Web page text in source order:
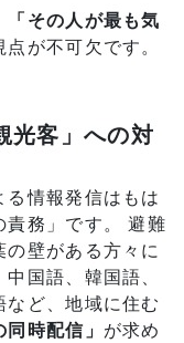
「その人が最も気
が不可欠です。
光客」への対
情報発信はもは
責務」です。 避難
壁がある方々に
国語、韓国語、
ど、地域に住む
同時配信」 が求め